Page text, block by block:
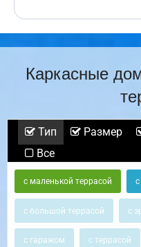
Каркасные
Тип Размер
Все
с маленькой террасой
с большой террасой с
с гаражом с террасой